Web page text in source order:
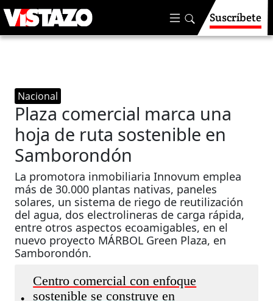
Suscríbete
Nacional
Plaza comercial marca una
hoja de ruta sostenible en
Samborondón
La promotora inmobiliaria Innovum emplea
más de 30.000 plantas nativas, paneles
solares, un sistema de riego de reutilización
del agua, dos electrolineras de carga rápida,
entre otros aspectos ecoamigables, en el
nuevo proyecto MÁRBOL Green Plaza, en
Samborondón.
•
Centro comercial con enfoque
sostenible se construye en